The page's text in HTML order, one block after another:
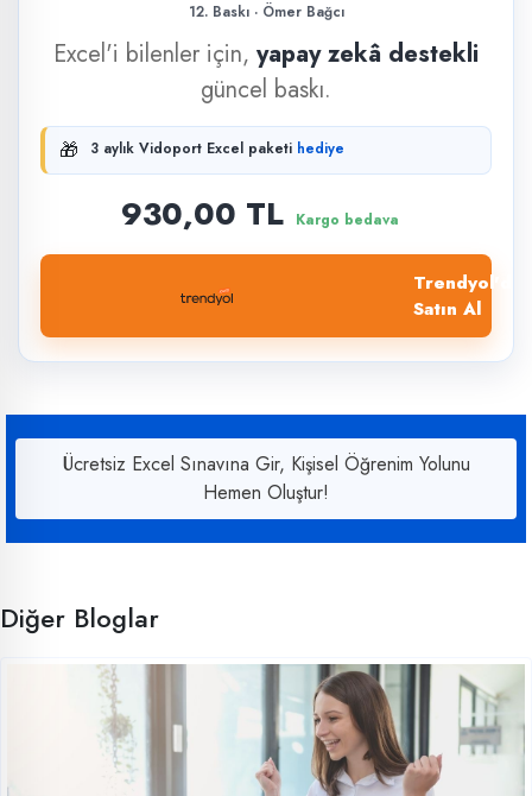
12. Baskı · Ömer Bağcı
Excel'i bilenler için, yapay zekâ destekli
güncel baskı.
🎁 3 aylık Vidoport Excel paketi hediye
930,00 TL Kargo bedava
Trendyol'dan
Satın Al
Ücretsiz Excel Sınavına Gir, Kişisel Öğrenim Yolunu
Hemen Oluştur!
Diğer Bloglar